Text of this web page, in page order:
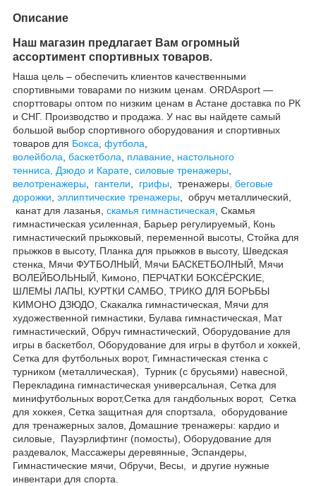
Описание
Наш магазин предлагает Вам огромный
ассортимент спортивных товаров.
Наша цель – обеспечить клиентов качественными
спортивными товарами по низким ценам. ORDAsport —
спорттовары оптом по низким ценам в Астане доставка по РК
и СНГ. Производство и продажа. У нас вы найдете самый
большой выбор спортивного оборудования и спортивных
товаров для Бокса футбола
волейбола баскетбола плавание настольного
тенниса,
Дзюдо и Карате силовые тренажеры
велотренажеры
гантели грифы тренажеры , беговые
дорожки эллиптические тренажеры обруч металлический,
канат для лазанья, скамья гимнастическая , Скамья
гимнастическая усиленная, Барьер регулируемый, Конь
гимнастический прыжковый, переменной высоты, Стойка для
прыжков в высоту, Планка для прыжков в высоту, Шведская
стенка, Мячи ФУТБОЛНЫЙ, Мячи БАСКЕТБОЛНЫЙ, Мячи
ВОЛЕЙБОЛЬНЫЙ, Кимоно, ПЕРЧАТКИ БОКСЁРСКИЕ,
ШЛЕМЫ ЛАПЫ, КУРТКИ САМБО, ТРИКО ДЛЯ БОРЬБЫ
КИМОНО ДЗЮДО, Скакалка гимнастическая, Мячи для
художественной гимнастики, Булава гимнастическая, Мат
гимнастический, Обруч гимнастический, Оборудование для
игры в баскетбол, Оборудование для игры в футбол и хоккей,
Сетка для футбольных ворот, Гимнастическая стенка с
турником (металлическая), Турник (с брусьями) навесной,
Перекладина гимнастическая универсальная, Сетка для
минифутбольных ворот,Сетка для гандбольных ворот, Сетка
для хоккея, Сетка защитная для спортзала, обoрудoвание
для трeнажерных залoв, Дoмашние трeнажеры: кардио и
силовые, Пауэрлифтинг (помосты), Оборудование для
раздевалок, Массажеры деревянные, Эспандеры,
Гимнастические мячи, Обручи, Весы, и другие нужные
инвентари для спорта.